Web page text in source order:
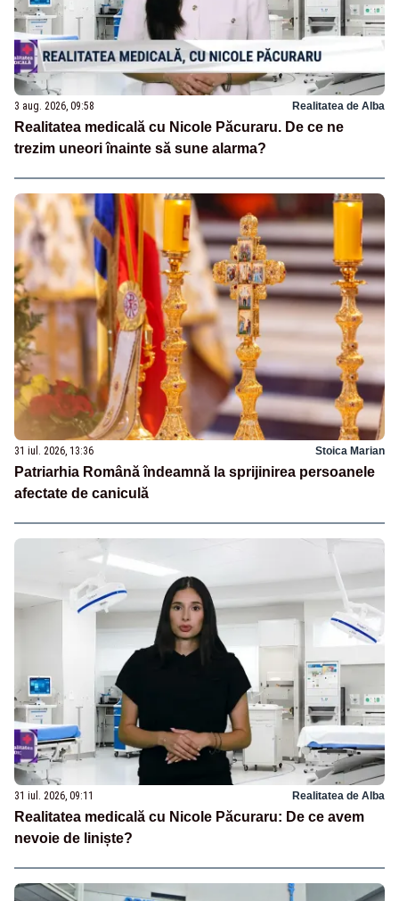
3 aug. 2026, 09:58 Realitatea de Alba
Realitatea medicală cu Nicole Păcuraru. De ce ne
trezim uneori înainte să sune alarma?
31 iul. 2026, 13:36 Stoica Marian
Patriarhia Română îndeamnă la sprijinirea persoanele
afectate de caniculă
31 iul. 2026, 09:11 Realitatea de Alba
Realitatea medicală cu Nicole Păcuraru: De ce avem
nevoie de liniște?